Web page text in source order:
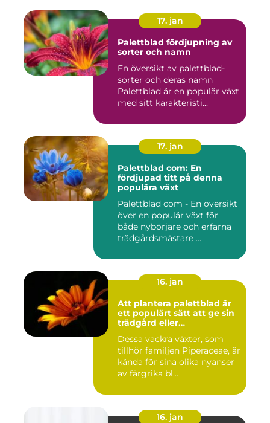
17. jan
Palettblad fördjupning av
sorter och namn
En översikt av palettblad-
sorter och deras namn
Palettblad är en populär växt
med sitt karakteristi...
17. jan
Palettblad com: En
fördjupad titt på denna
populära växt
Palettblad com - En översikt
över en populär växt för
både nybörjare och erfarna
trädgårdsmästare ...
16. jan
Att plantera palettblad är
ett populärt sätt att ge sin
trädgård eller
och levande touch
Dessa vackra växter, som
tillhör familjen Piperaceae, är
kända för sina olika nyanser
av färgrika bl...
16. jan